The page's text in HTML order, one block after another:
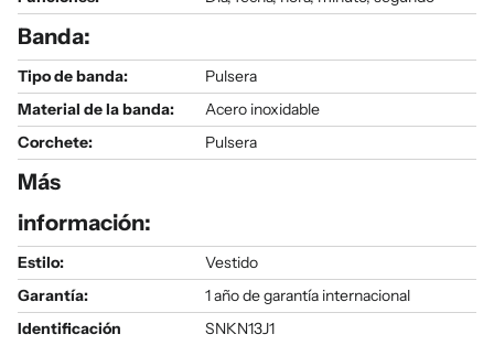
Banda:
Tipo de banda:
Pulsera
Material de la banda:
Acero inoxidable
Corchete:
Pulsera
Más
información:
Estilo:
Vestido
Garantía:
1 año de garantía internacional
Identificación
SNKN13J1